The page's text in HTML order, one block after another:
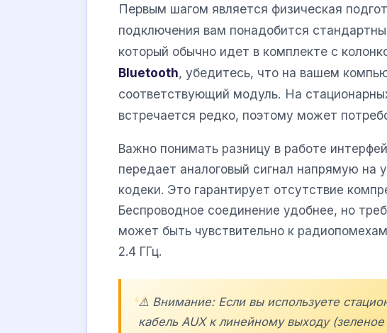
Первым шагом является физическая
подключения вам понадобится
который обычно идет в комплекте с
Bluetooth, убедитесь, что на вашем
соответствующий модуль. На
встречается редко, поэтому может
Важно понимать разницу в работе
передает аналоговый сигнал напрямую на
кодеки. Это гарантирует отсутствие
Беспроводное соединение удобнее, но
может быть чувствительно к
2.4 ГГц.
⚠️ Внимание: Если вы используете
кабель AUX к линейному выходу